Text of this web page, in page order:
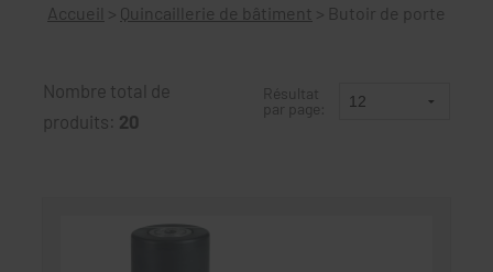
Accueil > Quincaillerie de bâtiment > Butoir de porte
Nombre total de
produits: 20
Résultat
par page: